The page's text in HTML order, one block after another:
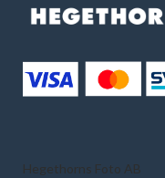
Hegethorns Foto AB